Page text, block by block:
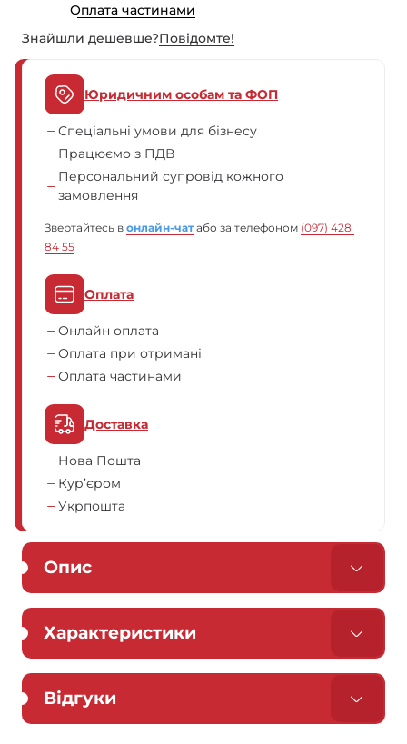
Оплата частинами
Знайшли дешевше?Повiдомте!
Юридичним особам та ФОП
Спеціальні умови для бізнесу
Працюємо з ПДВ
Персональний супровід кожного
замовлення
Звертайтесь в онлайн-чат або за телефоном (097) 428
84 55
Оплата
Онлайн оплата
Оплата при отримані
Оплата частинами
Доставка
Нова Пошта
Кур’єром
Укрпошта
Опис
Характеристики
Відгуки